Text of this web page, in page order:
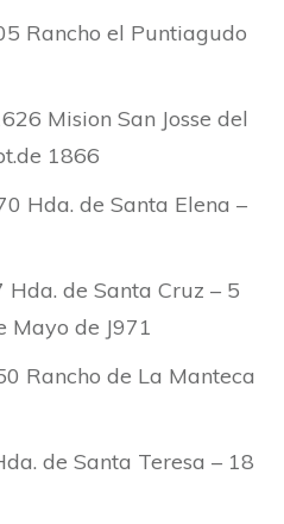
Rancho el Puntiagudo
Mision San Josse del
1866
Hda. de Santa Elena –
de Santa Cruz – 5
Mayo de J971
Rancho de La Manteca
de Santa Teresa – 18